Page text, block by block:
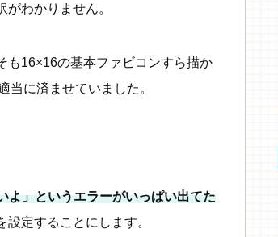
わかりません。
も16×16の基本ファビコンすら描か
当に済ませていました。
」というエラーがいっぱい出てた
定することにします。